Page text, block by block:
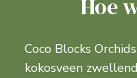
Hoe
Coco Blocks
kokosveen